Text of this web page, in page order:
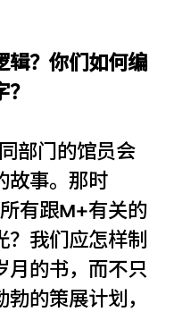
辑？你们如何编
部门的馆员会
故事。那时
有跟M+有关的
？我们应怎样制
月的书，而不只
的策展计划，